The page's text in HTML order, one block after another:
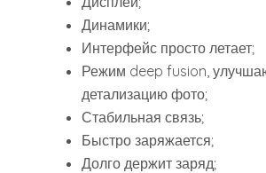
Динамики;
Интерфейс просто летает;
Режим deep fusion,
детализацию фото;
Стабильная связь;
Быстро заряжается;
Долго держит заряд;